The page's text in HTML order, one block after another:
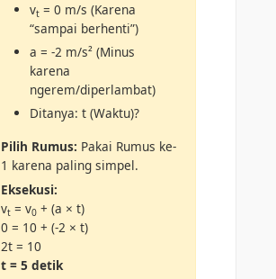
vt = 0 m/s (Karena
“sampai berhenti”)
a = -2 m/s² (Minus
karena
ngerem/diperlambat)
Ditanya: t (Waktu)?
Pilih Rumus: Pakai Rumus ke-
1 karena paling simpel.
Eksekusi:
vt = v0 + (a × t)
0 = 10 + (-2 × t)
2t = 10
t = 5 detik